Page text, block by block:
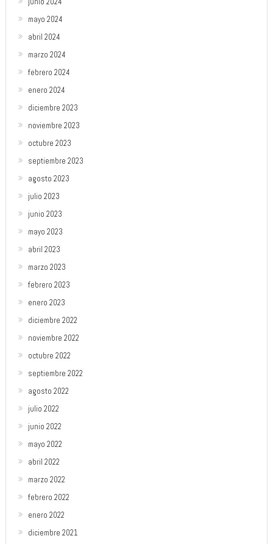
mayo 2024
abril 2024
marzo 2024
febrero 2024
enero 2024
diciembre 2023
noviembre 2023
octubre 2023
septiembre 2023
agosto 2023
julio 2023
junio 2023
mayo 2023
abril 2023
marzo 2023
febrero 2023
enero 2023
diciembre 2022
noviembre 2022
octubre 2022
septiembre 2022
agosto 2022
julio 2022
junio 2022
mayo 2022
abril 2022
marzo 2022
febrero 2022
enero 2022
diciembre 2021